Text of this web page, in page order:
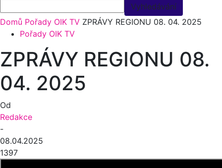
Domů Pořady OIK TV ZPRÁVY REGIONU 08. 04. 2025
Pořady OIK TV
ZPRÁVY REGIONU 08.
04. 2025
Od
Redakce
-
08.04.2025
1397